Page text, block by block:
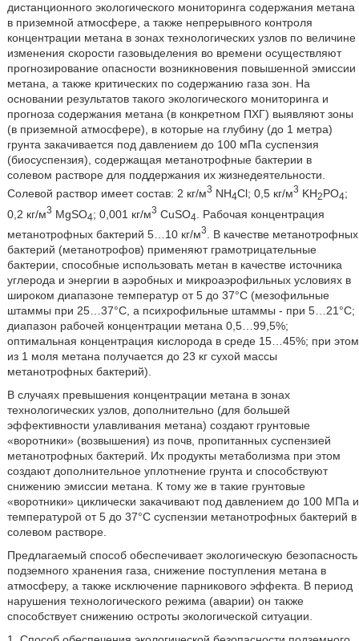
дистанционного экологического мониторинга содержания метана
в приземной атмосфере, а также непрерывного контроля
концентрации метана в зонах технологических узлов по величине
изменения скорости газовыделения во времени осуществляют
прогнозирование опасности возникновения повышенной эмиссии
метана, а также критических по содержанию газа зон. На
основании результатов такого экологического мониторинга и
прогноза содержания метана (в конкретном ПХГ) выявляют зоны
(в приземной атмосфере), в которые на глубину (до 1 метра)
грунта закачивается под давлением до 100 мПа суспензия
(биосуспензия), содержащая метанотрофные бактерии в
солевом растворе для поддержания их жизнедеятельности.
Солевой раствор имеет состав: 2 кг/м3 NH4Cl; 0,5 кг/м3 KH2PO4;
0,2 кг/м3 MgSO4; 0,001 кг/м3 CuSO4
. Рабочая концентрация
метанотрофных бактерий 5…10 кг/м3
. В качестве метанотрофных
бактерий (метанотрофов) применяют грамотрицательные
бактерии, способные использовать метан в качестве источника
углерода и энергии в аэробных и микроаэрофильных условиях в
широком диапазоне температур от 5 до 37°C (мезофильные
штаммы при 25…37°C, а психрофильные штаммы - при 5…21°C;
диапазон рабочей концентрации метана 0,5…99,5%;
оптимальная концентрация кислорода в среде 15…45%; при этом
из 1 моля метана получается до 23 кг сухой массы
метанотрофных бактерий).
В случаях превышения концентрации метана в зонах
технологических узлов, дополнительно (для большей
эффективности улавливания метана) создают грунтовые
«воротники» (возвышения) из почв, пропитанных суспензией
метанотрофных бактерий. Их продукты метаболизма при этом
создают дополнительное уплотнение грунта и способствуют
снижению эмиссии метана. К тому же в такие грунтовые
«воротники» циклически закачивают под давлением до 100 МПа и
температурой от 5 до 37°C суспензии метанотрофных бактерий в
солевом растворе.
Предлагаемый способ обеспечивает экологическую безопасность
подземного хранения газа, снижение поступления метана в
атмосферу, а также исключение парникового эффекта. В период
нарушения технологического режима (аварии) он также
способствует снижению остроты экологической ситуации.